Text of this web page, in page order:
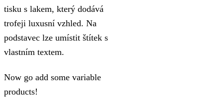
tisku s lakem, který dodává
trofeji luxusní vzhled. Na
podstavec lze umístit štítek s
vlastním textem.
Now go add some variable
products!